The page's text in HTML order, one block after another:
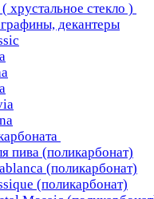
хрустальное стекло )
декантеры
пива (поликарбонат)
(поликарбонат)
(поликарбонат)